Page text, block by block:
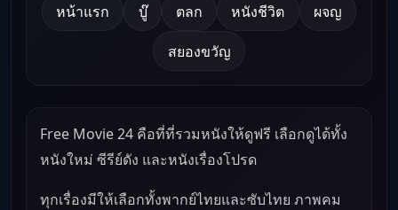
หน้าแรก บู๊ ตลก หนังชีวิต ผจญ
สยองขวัญ
Free Movie 24 คือที่ที่รวมหนังให้ดูฟรี เลือกดูได้ทั้ง
หนังใหม่ ซีรีย์ดัง และหนังเรื่องโปรด
ทุกเรื่องมีให้เลือกทั้งพากย์ไทยและซับไทย ภาพคม